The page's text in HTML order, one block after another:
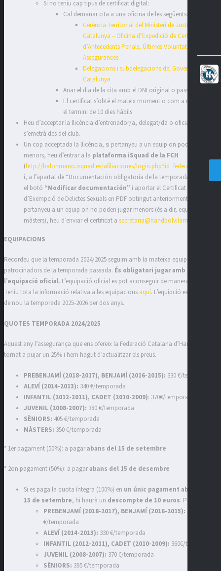
Si no teniu cap tipus de certificat digital:
Cal demanar cita a una oficina de les següents:
Gerència Territorial del Ministeri de Justícia a
Catalunya – Oficina d’Expedició de Certificats
d’Antecedents Penals, Últimes Voluntats i
Assegurances
Delegacions i subdelegacions del Govern a
Catalunya
Anar el dia de la cita amb el DNI original o passaport.
El certificat s’obté el mateix moment o com a màxim en
el termini de 10 dies hàbils.
Heu d’acceptar la llicència d’entrenador/a, delegat/da o oficial que
s’emetrà des del club.
Un cop acceptada la llicència, si pertanyeu a un equip on poden jugar
menors, heu d’entrar a la plataforma iSquad de la FCH
(http://balonmano.isquad.es/afiliaciones/login.php?id_federacion=cat
i, a l’apartat de “Documentación obligatoria de la temporada”, apretar
el botó “Modificar documentación” i aportar el Certificat
d’Exempció de Delictes Sexuals en PDF obtingut anteriorment. Si
pertanyeu a un equip on no poden jugar menors (és a dir, equips
màsters), heu d’enviar el certificat a secretaria@handbolvilamajor.cat
EQUIPACIONS
Recordeu que la temporada 2024/2025 seguim amb la mateixa equipació i
patrocinadors de la temporada passada. És obligatori jugar amb
l’equipació oficial. L’equipació oficial es pot aconseguir de manera online.
Teniu tota la informació relativa a les equipacions aquí. L’equipció es canviarà
de nou la temporada 2025-2026 per dos anys.
QUOTES TEMPORADA 2024/2025
Aquest any l’assegurança que ens ofereix la Federació Catalana d’Handbol ha
tornat a pujar un 25% i hem hagut d’actualitzar els preus.
PREBENJAMÍ (2018-2017), BENJAMÍ (2016-2015): 330 €/temporada
ALEVÍ (2014-2013): 340 €/temporada
INFANTIL (2012-2011), CADET (2010-2009): 370€/temporada
JUVENIL (2008-2007): 380 €/temporada
SÈNIORS: 405 €/temporada
MÀSTERS: 350 €/temporada
* 1er pagament (50%): a pagarabans del 15 de setembre
* 2on pagament (50%): a pagarabans del 15 de desembre
Si es paga la quota íntegra (100%) en un únic pagament abans del
15 de setembre, hi haurà un descompte de 10 euros. Per tant:
PREBENJAMÍ (2018-2017), BENJAMÍ (2016-2015):
€/temporada
ALEVÍ (2014-2013): 330 €/temporada
INFANTIL (2012-2011), CADET (2010-2009): 360€/temporada
JUVENIL (2008-2007): 370 €/temporada
SÈNIORS: 395 €/temporada